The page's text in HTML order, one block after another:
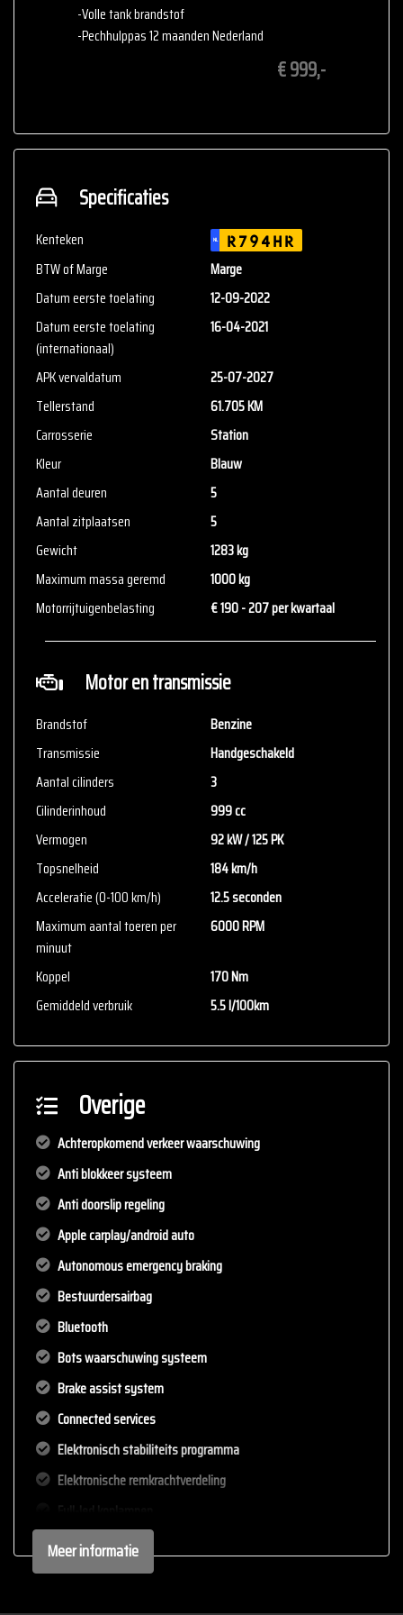
-Volle tank brandstof
-Pechhulppas 12 maanden Nederland
€ 999,-
Specificaties
Kenteken NL R794HR
BTW of Marge
Marge
Datum eerste toelating
12-09-2022
Datum eerste toelating
(internationaal)
16-04-2021
APK vervaldatum
25-07-2027
Tellerstand
61.705 KM
Carrosserie
Station
Kleur
Blauw
Aantal deuren
5
Aantal zitplaatsen
5
Gewicht
1283 kg
Maximum massa geremd
1000 kg
Motorrijtuigenbelasting
€ 190 - 207 per kwartaal
Motor en transmissie
Brandstof
Benzine
Transmissie
Handgeschakeld
Aantal cilinders
3
Cilinderinhoud
999 cc
Vermogen
92 kW / 125 PK
Topsnelheid
184 km/h
Acceleratie (0-100 km/h)
12.5 seconden
Maximum aantal toeren per
minuut
6000 RPM
Koppel
170 Nm
Gemiddeld verbruik
5.5 l/100km
Overige
Achteropkomend verkeer waarschuwing
Anti blokkeer systeem
Anti doorslip regeling
Apple carplay/android auto
Autonomous emergency braking
Bestuurdersairbag
Bluetooth
Bots waarschuwing systeem
Brake assist system
Connected services
Elektronisch stabiliteits programma
Elektronische remkrachtverdeling
Hoofd airbag(s) achter
Hoofd airbag(s) voor
Meer informatie